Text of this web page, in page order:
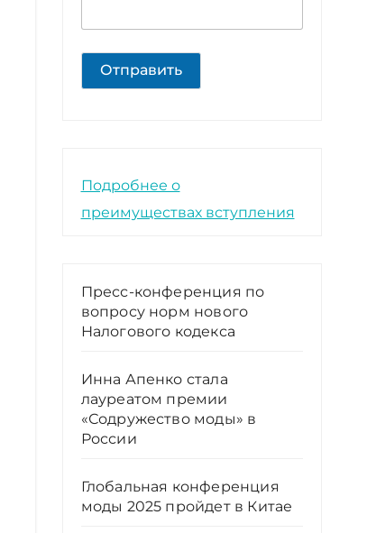
Отправить
Подробнее о
преимуществах вступления
Пресс-конференция по
вопросу норм нового
Налогового кодекса
Инна Апенко стала
лауреатом премии
«Содружество моды» в
России
Глобальная конференция
моды 2025 пройдет в Китае